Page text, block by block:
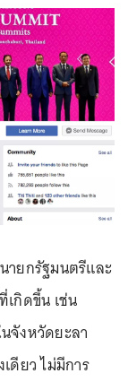
ายกรัฐมนตรีและ
กิดขึ้น เช่น
จังหวัดยะลา
ดียว ไม่มีการ